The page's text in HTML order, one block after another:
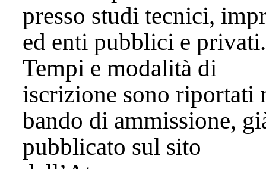
presso studi tecnici,
ed enti pubblici e privati.
Tempi e modalità di
iscrizione sono riportati
bando di ammissione,
pubblicato sul sito